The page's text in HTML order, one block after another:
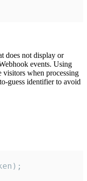
does not display or
events. Using
when processing
guess identifier to avoid